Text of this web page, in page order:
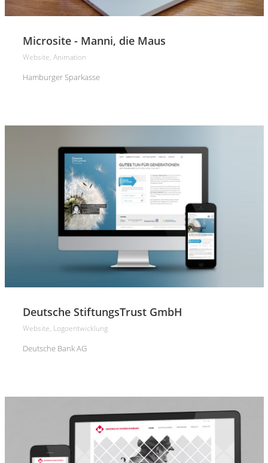
Microsite - Manni, die Maus
Website, Animation
Hamburger Sparkasse
Deutsche StiftungsTrust GmbH
Website, Logoentwicklung
Deutsche Bank AG